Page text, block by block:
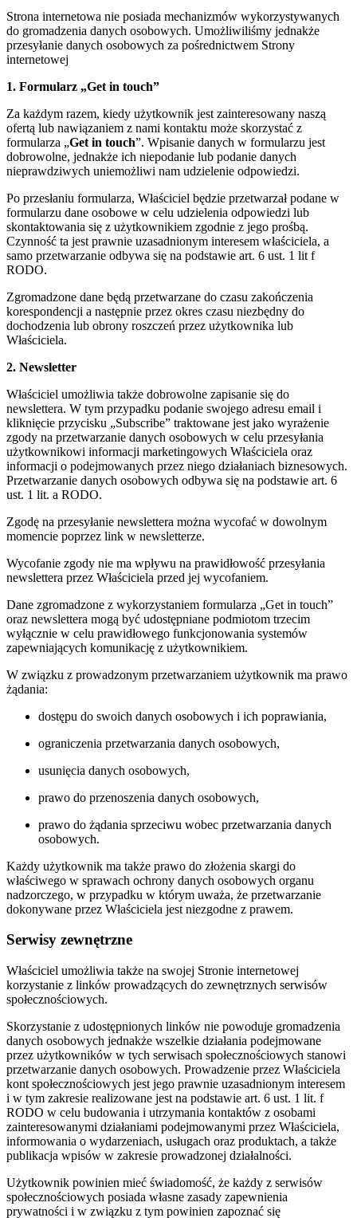
Strona internetowa nie posiada mechanizmów wykorzystywanych
do gromadzenia danych osobowych. Umożliwiliśmy jednakże
przesyłanie danych osobowych za pośrednictwem Strony
internetowej
1. Formularz „Get in touch”
Za każdym razem, kiedy użytkownik jest zainteresowany naszą
ofertą lub nawiązaniem z nami kontaktu może skorzystać z
formularza „Get in touch”. Wpisanie danych w formularzu jest
dobrowolne, jednakże ich niepodanie lub podanie danych
nieprawdziwych uniemożliwi nam udzielenie odpowiedzi.
Po przesłaniu formularza, Właściciel będzie przetwarzał podane w
formularzu dane osobowe w celu udzielenia odpowiedzi lub
skontaktowania się z użytkownikiem zgodnie z jego prośbą.
Czynność ta jest prawnie uzasadnionym interesem właściciela, a
samo przetwarzanie odbywa się na podstawie art. 6 ust. 1 lit f
RODO.
Zgromadzone dane będą przetwarzane do czasu zakończenia
korespondencji a następnie przez okres czasu niezbędny do
dochodzenia lub obrony roszczeń przez użytkownika lub
Właściciela.
2. Newsletter
Właściciel umożliwia także dobrowolne zapisanie się do
newslettera. W tym przypadku podanie swojego adresu email i
kliknięcie przycisku „Subscribe” traktowane jest jako wyrażenie
zgody na przetwarzanie danych osobowych w celu przesyłania
użytkownikowi informacji marketingowych Właściciela oraz
informacji o podejmowanych przez niego działaniach biznesowych.
Przetwarzanie danych osobowych odbywa się na podstawie art. 6
ust. 1 lit. a RODO.
Zgodę na przesyłanie newslettera można wycofać w dowolnym
momencie poprzez link w newsletterze.
Wycofanie zgody nie ma wpływu na prawidłowość przesyłania
newslettera przez Właściciela przed jej wycofaniem.
Dane zgromadzone z wykorzystaniem formularza „Get in touch”
oraz newslettera mogą być udostępniane podmiotom trzecim
wyłącznie w celu prawidłowego funkcjonowania systemów
zapewniających komunikację z użytkownikiem.
W związku z prowadzonym przetwarzaniem użytkownik ma prawo
żądania:
dostępu do swoich danych osobowych i ich poprawiania,
ograniczenia przetwarzania danych osobowych,
usunięcia danych osobowych,
prawo do przenoszenia danych osobowych,
prawo do żądania sprzeciwu wobec przetwarzania danych
osobowych.
Każdy użytkownik ma także prawo do złożenia skargi do
właściwego w sprawach ochrony danych osobowych organu
nadzorczego, w przypadku w którym uważa, że przetwarzanie
dokonywane przez Właściciela jest niezgodne z prawem.
Serwisy zewnętrzne
Właściciel umożliwia także na swojej Stronie internetowej
korzystanie z linków prowadzących do zewnętrznych serwisów
społecznościowych.
Skorzystanie z udostępnionych linków nie powoduje gromadzenia
danych osobowych jednakże wszelkie działania podejmowane
przez użytkowników w tych serwisach społecznościowych stanowi
przetwarzanie danych osobowych. Prowadzenie przez Właściciela
kont społecznościowych jest jego prawnie uzasadnionym interesem
i w tym zakresie realizowane jest na podstawie art. 6 ust. 1 lit. f
RODO w celu budowania i utrzymania kontaktów z osobami
zainteresowanymi działaniami podejmowanymi przez Właściciela,
informowania o wydarzeniach, usługach oraz produktach, a także
publikacja wpisów w zakresie prowadzonej działalności.
Użytkownik powinien mieć świadomość, że każdy z serwisów
społecznościowych posiada własne zasady zapewnienia
prywatności i w związku z tym powinien zapoznać się